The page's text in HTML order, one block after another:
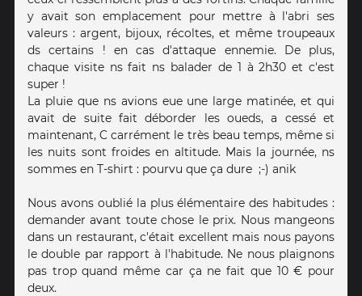
y avait son emplacement pour mettre à l'abri ses
valeurs : argent, bijoux, récoltes, et même troupeaux
ds certains ! en cas d'attaque ennemie. De plus,
chaque visite ns fait ns balader de 1 à 2h30 et c'est
super !
La pluie que ns avions eue une large matinée, et qui
avait de suite fait déborder les oueds, a cessé et
maintenant, C carrément le très beau temps, même si
les nuits sont froides en altitude. Mais la journée, ns
sommes en T-shirt : pourvu que ça dure ;-) anik
Nous avons oublié la plus élémentaire des habitudes :
demander avant toute chose le prix. Nous mangeons
dans un restaurant, c'était excellent mais nous payons
le double par rapport à l'habitude. Ne nous plaignons
pas trop quand même car ça ne fait que 10 € pour
deux.